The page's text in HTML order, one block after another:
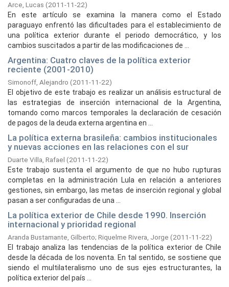
Arce, Lucas (2011-11-22)
En este artículo se examina la manera como el Estado
paraguayo enfrentó las dificultades para el establecimiento de
una política exterior durante el periodo democrático, y los
cambios suscitados a partir de las modificaciones de ...
Argentina: Cuatro claves de la política exterior
reciente (2001-2010)
Simonoff, Alejandro (2011-11-22)
El objetivo de este trabajo es realizar un análisis estructural de
las estrategias de inserción internacional de la Argentina,
tomando como marcos temporales la declaración de cesación
de pagos de la deuda externa argentina en ...
La política externa brasileña: cambios institucionales
y nuevas acciones en las relaciones con el sur
Duarte Villa, Rafael (2011-11-22)
Este trabajo sustenta el argumento de que no hubo rupturas
completas en la administración Lula en relación a anteriores
gestiones, sin embargo, las metas de inserción regional y global
pasan a ser configuradas de una ...
La política exterior de Chile desde 1990. Inserción
internacional y prioridad regional
Aranda Bustamante, Gilberto; Riquelme Rivera, Jorge (2011-11-22)
El trabajo analiza las tendencias de la política exterior de Chile
desde la década de los noventa. En tal sentido, se sostiene que
siendo el multilateralismo uno de sus ejes estructurantes, la
política exterior del país ...